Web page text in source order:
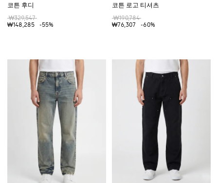
코튼 후디
₩329,547
₩148,285
-55%
코튼 로고 티셔츠
₩190,784
₩76,307
-60%